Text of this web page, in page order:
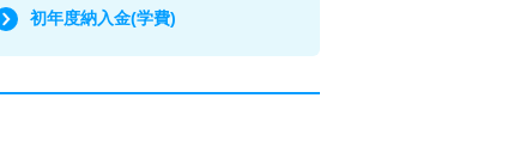
初年度納入金(学費)